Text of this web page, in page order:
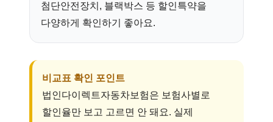
첨단안전장치, 블랙박스 등 할인특약을
다양하게 확인하기 좋아요.
비교표 확인 포인트
법인다이렉트자동차보험은 보험사별로
할인율만 보고 고르면 안 돼요. 실제